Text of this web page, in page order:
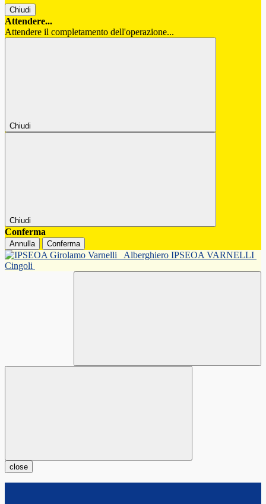
Chiudi
Attendere...
Attendere il completamento dell'operazione...
Chiudi
Chiudi
Conferma
Annulla Conferma
Alberghiero IPSEOA VARNELLI
Cingoli
close